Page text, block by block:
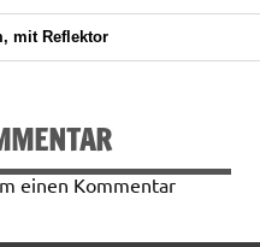
mit Reflektor
einen Kommentar